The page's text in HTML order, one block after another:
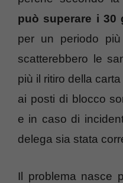
può superare i 30
per un periodo
scatterebbero le
più il ritiro della
ai posti di blocco
e in caso di
delega sia stata
Il problema nasce